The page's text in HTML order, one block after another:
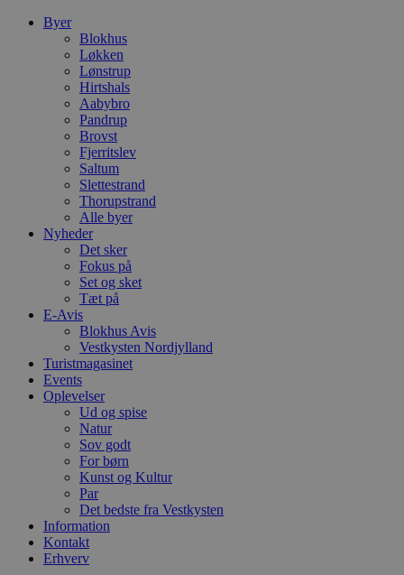
Byer
Blokhus
Løkken
Lønstrup
Hirtshals
Aabybro
Pandrup
Brovst
Fjerritslev
Saltum
Slettestrand
Thorupstrand
Alle byer
Nyheder
Det sker
Fokus på
Set og sket
Tæt på
E-Avis
Blokhus Avis
Vestkysten Nordjylland
Turistmagasinet
Events
Oplevelser
Ud og spise
Natur
Sov godt
For børn
Kunst og Kultur
Par
Det bedste fra Vestkysten
Information
Kontakt
Erhverv